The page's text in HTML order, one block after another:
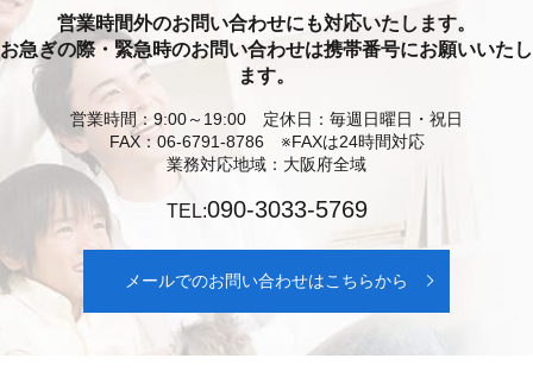
営業時間外のお問い合わせにも対応いたします。
お急ぎの際・緊急時のお問い合わせは携帯番号にお願いいたし
ます。
営業時間：9:00～19:00 定休日：毎週日曜日・祝日
FAX：06-6791-8786 ※FAXは24時間対応
業務対応地域：大阪府全域
TEL:090-3033-5769
メールでのお問い合わせはこちらから